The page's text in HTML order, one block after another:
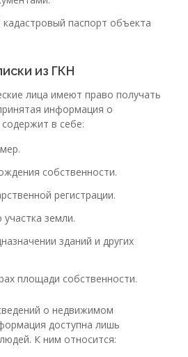
паспорт объекта
из ГКН
лица имеют право получать
информация о
в себе:
собственности.
регистрации.
земли.
зданий и других
площади собственности.
о недвижимом
доступна лишь
К ним относится: